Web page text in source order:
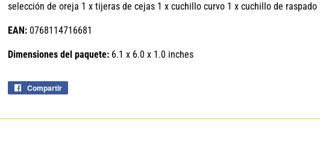
selección de oreja 1 x tijeras de cejas 1 x cuchillo curvo 1 x cuchillo de raspado
EAN: 0768114716681
Dimensiones del paquete: 6.1 x 6.0 x 1.0 inches
Compartir